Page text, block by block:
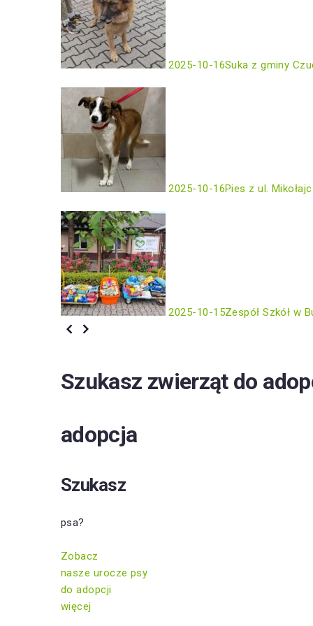
2025-10-16Suka z gminy
2025-10-16Pies z ul.
2025-10-15Zespół Szkół w
Szukasz zwierząt do
adopcja
Szukasz
psa?
Zobacz
nasze urocze psy
do adopcji
więcej